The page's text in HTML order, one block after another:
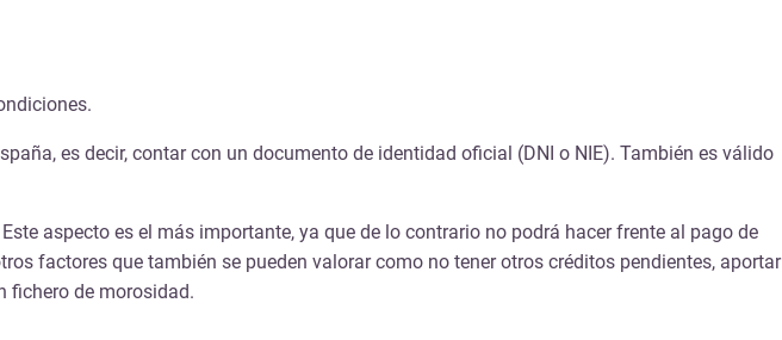
es decir, contar con un documento de identidad oficial (DNI o NIE). También es válido
aspecto es el más importante, ya que de lo contrario no podrá hacer frente al pago de
factores que también se pueden valorar como no tener otros créditos pendientes, aportar
fichero de morosidad.